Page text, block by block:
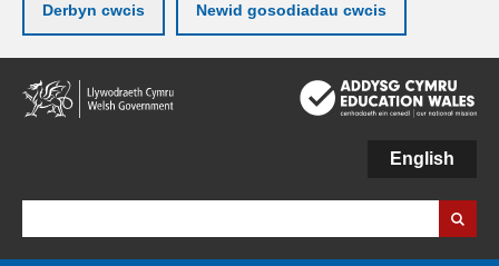
Derbyn cwcis Newid gosodiadau cwcis
Neidio
i'r
prif
English